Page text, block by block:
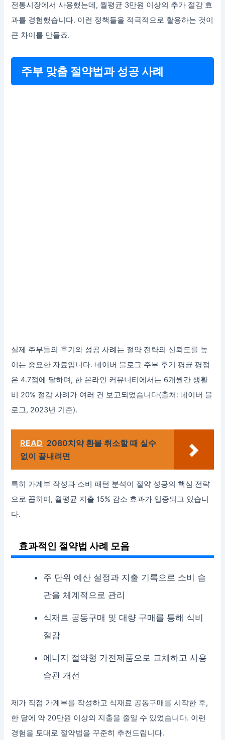
전통시장에서 사용했는데, 월평균 3만원 이상의 추가 절감 효
과를 경험했습니다. 이런 정책들을 적극적으로 활용하는 것이
큰 차이를 만들죠.
주부 맞춤 절약법과 성공 사례
실제 주부들의 후기와 성공 사례는 절약 전략의 신뢰도를 높
이는 중요한 자료입니다. 네이버 블로그 주부 후기 평균 평점
은 4.7점에 달하며, 한 온라인 커뮤니티에서는 6개월간 생활
비 20% 절감 사례가 여러 건 보고되었습니다(출처: 네이버 블
로그, 2023년 기준).
READ 2080치약 환불 취소할 때 실수
없이 끝내려면
특히 가계부 작성과 소비 패턴 분석이 절약 성공의 핵심 전략
으로 꼽히며, 월평균 지출 15% 감소 효과가 입증되고 있습니
다.
효과적인 절약법 사례 모음
주 단위 예산 설정과 지출 기록으로 소비 습
관을 체계적으로 관리
식재료 공동구매 및 대량 구매를 통해 식비
절감
에너지 절약형 가전제품으로 교체하고 사용
습관 개선
제가 직접 가계부를 작성하고 식재료 공동구매를 시작한 후,
한 달에 약 20만원 이상의 지출을 줄일 수 있었습니다. 이런
경험을 토대로 절약법을 꾸준히 추천드립니다.